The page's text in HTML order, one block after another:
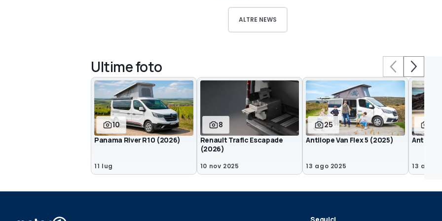
ALTRE NEWS
Ultime foto
10
Panama River R10 (2026)
11 lug
8
Renault Trafic Escapade
(2026)
10 nov 2025
25
Antilope Van Flex 5 (2025)
13 ago 2025
Antilope
13 ago
Seguici